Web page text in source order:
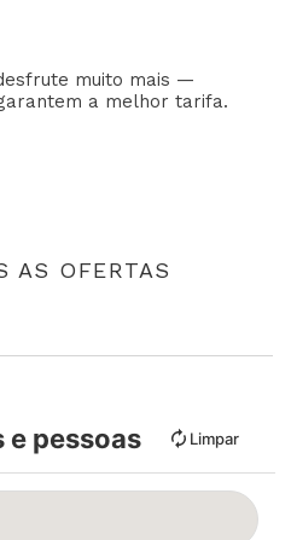
muito mais —
a melhor tarifa.
AS OFERTAS
e pessoas Limpar